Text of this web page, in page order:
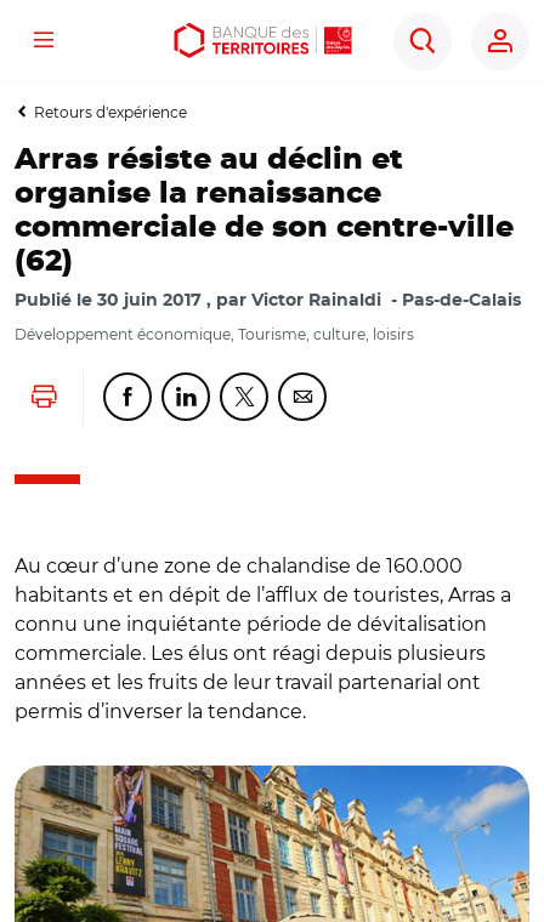
Aller
contenu
Aller
menu
Ouvrir
outils
Menu
Rechercher
Retours d'expérience
Arras résiste au déclin et
organise la renaissance
commerciale de son centre-ville
(62)
Publié le 30 juin 2017 par Victor Rainaldi Pas-de-Calais
Développement économique, Tourisme, culture, loisirs
Lancer l'impressionPartager cette page sur Facebook
Partager cette page sur Linkedin
Partager cette page sur Twitter
Partager cette page sur
Au cœur d’une zone de chalandise de 160.000
habitants et en dépit de l’afflux de touristes, Arras a
connu une inquiétante période de dévitalisation
commerciale. Les élus ont réagi depuis plusieurs
années et les fruits de leur travail partenarial ont
permis d’inverser la tendance.